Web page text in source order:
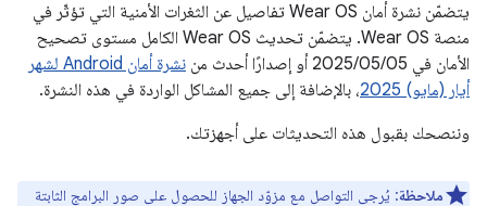
يتضمّن نشرة أمان Wear OS تفاصيل عن الثغرات الأمنية التي تؤثّر في
منصة Wear OS. يتضمّن تحديث Wear OS الكامل مستوى تصحيح
الأمان في 05‏/05‏/2025 أو إصدارًا أحدث من
نشرة أمان Android لشهر
أيار (مايو) 2025
، بالإضافة إلى جميع المشاكل الواردة في هذه النشرة.
وننصحك بقبول هذه التحديثات على أجهزتك.
ملاحظة: يُرجى التواصل مع مزوّد الجهاز للحصول على صور البرامج الثابتة